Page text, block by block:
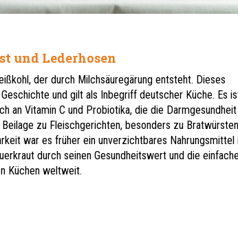
und Lederhosen
der durch Milchsäuregärung entsteht. Dieses
und gilt als Inbegriff deutscher Küche. Es
an Vitamin C und Probiotika, die die Darmgesundheit
zu Fleischgerichten, besonders zu
war es früher ein unverzichtbares Nahrungsmittel
durch seinen Gesundheitswert und die
Küchen weltweit.